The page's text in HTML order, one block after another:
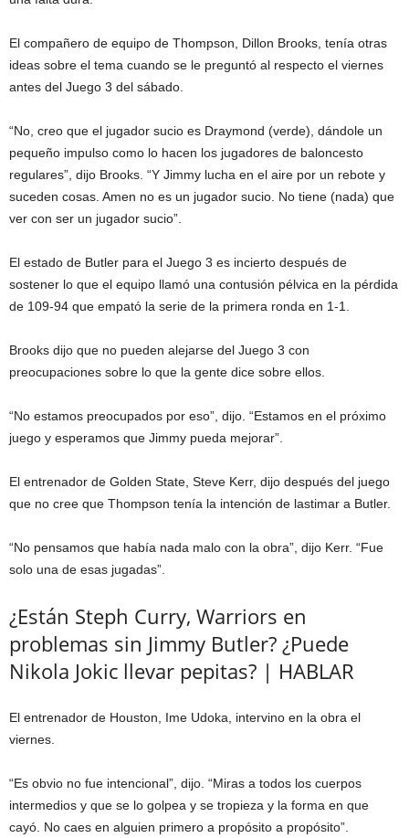
El compañero de equipo de Thompson, Dillon Brooks, tenía otras
ideas sobre el tema cuando se le preguntó al respecto el viernes
antes del Juego 3 del sábado.
“No, creo que el jugador sucio es Draymond (verde), dándole un
pequeño impulso como lo hacen los jugadores de baloncesto
regulares”, dijo Brooks. “Y Jimmy lucha en el aire por un rebote y
suceden cosas. Amen no es un jugador sucio. No tiene (nada) que
ver con ser un jugador sucio”.
El estado de Butler para el Juego 3 es incierto después de
sostener lo que el equipo llamó una contusión pélvica en la pérdida
de 109-94 que empató la serie de la primera ronda en 1-1.
Brooks dijo que no pueden alejarse del Juego 3 con
preocupaciones sobre lo que la gente dice sobre ellos.
“No estamos preocupados por eso”, dijo. “Estamos en el próximo
juego y esperamos que Jimmy pueda mejorar”.
El entrenador de Golden State, Steve Kerr, dijo después del juego
que no cree que Thompson tenía la intención de lastimar a Butler.
“No pensamos que había nada malo con la obra”, dijo Kerr. “Fue
solo una de esas jugadas”.
¿Están Steph Curry, Warriors en
problemas sin Jimmy Butler? ¿Puede
Nikola Jokic llevar pepitas? | HABLAR
El entrenador de Houston, Ime Udoka, intervino en la obra el
viernes.
“Es obvio no fue intencional”, dijo. “Miras a todos los cuerpos
intermedios y que se lo golpea y se tropieza y la forma en que
cayó. No caes en alguien primero a propósito a propósito”.